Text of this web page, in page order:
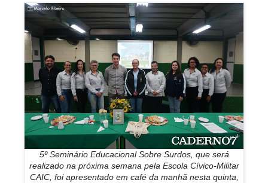
5º Seminário Educacional Sobre Surdos, que será
realizado na próxima semana pela Escola Cívico-Militar
CAIC, foi apresentado em café da manhã nesta quinta,